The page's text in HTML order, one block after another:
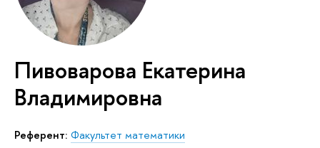
Пивоварова Екатерина
Владимировна
Референт: Факультет математики